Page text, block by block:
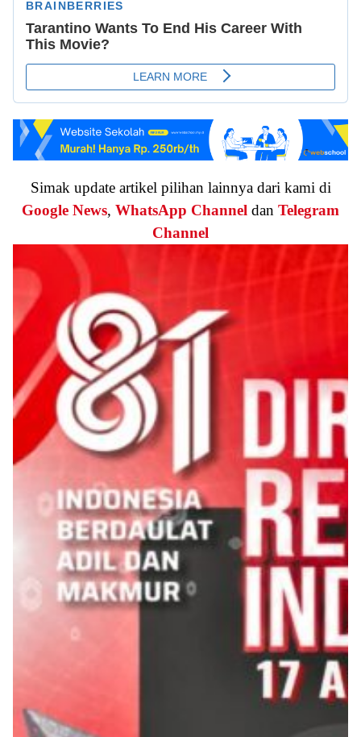
Simak update artikel pilihan lainnya dari kami di
Google News, WhatsApp Channel dan Telegram
Channel